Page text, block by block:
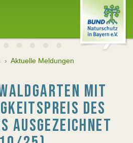
› Aktuelle Meldungen
MIT
DES
AUSGEZEICHNET